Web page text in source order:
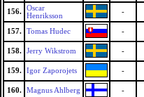
156.
Oscar
Henriksson
-
157. Tomas Hudec -
158. Jerry Wikstrom -
159. Igor Zaporojets -
160. Magnus Ahlberg -